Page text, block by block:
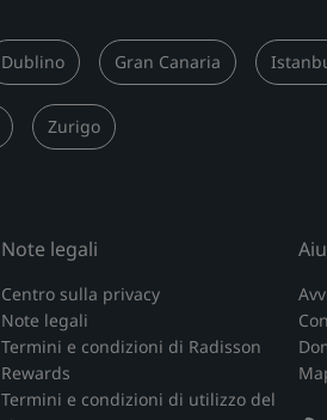
Dublino Gran Canaria
Zurigo
Note legali
Centro sulla privacy
Note legali
Termini e condizioni di Radisson
Rewards
Termini e condizioni di utilizzo del